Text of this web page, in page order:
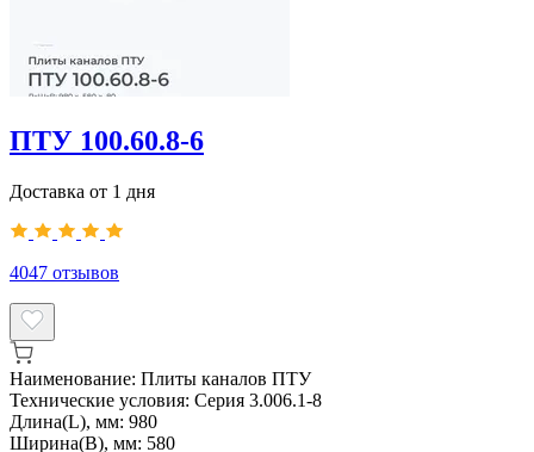
ПТУ 100.60.8-6
Доставка от 1 дня
4047 отзывов
Наименование: Плиты каналов ПТУ
Технические условия: Серия 3.006.1-8
Длина(L), мм: 980
Ширина(B), мм: 580